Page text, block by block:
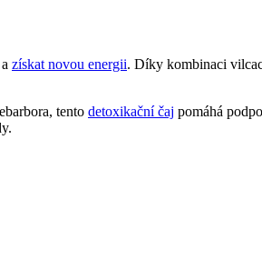
získat novou energii. Díky kombinaci
tento detoxikační čaj pomáhá